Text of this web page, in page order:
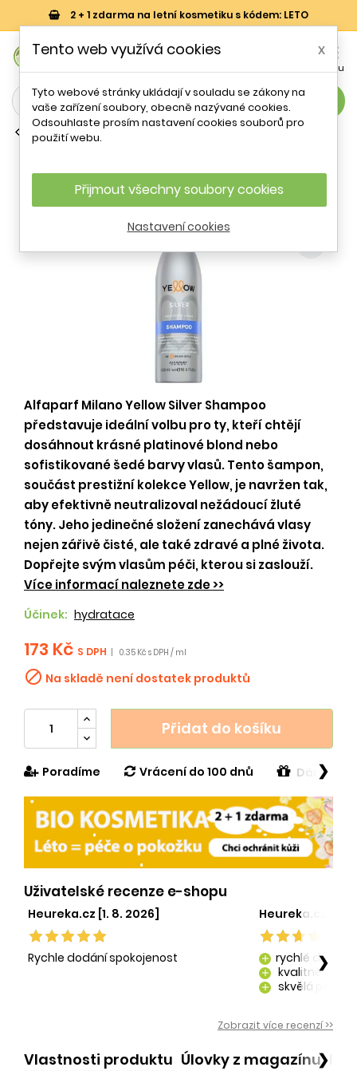
2 + 1 zdarma na letní kosmetiku s kódem: LETO

Menu
search
Běžné šampony
Shampoo 500 ml
Alfaparf Milano Yellow Silver Shampoo
představuje ideální volbu pro ty, kteří chtějí
dosáhnout krásné platinové blond nebo
sofistikované šedé barvy vlasů. Tento šampon,
součást prestižní kolekce Yellow, je navržen tak,
aby efektivně neutralizoval nežádoucí žluté
tóny. Jeho jedinečné složení zanechává vlasy
nejen zářivě čisté, ale také zdravé a plné života.
Dopřejte svým vlasům péči, kterou si zaslouží.
Více informací naleznete zde >>
Účinek: hydratace
173 Kč S DPH 0.35 Kč s DPH / ml
 Na skladě není dostatek produktů
Přidat do košíku
Poradíme Vrácení do 100 dnů Dárek v
❯
Uživatelské recenze e-shopu
Heureka.cz [1. 8. 2026]
Rychle dodání spokojenost
Heureka.cz [29.
add rychlé dodání
add kvalitně
add skvělá péče o
❯
Zobrazit více recenzí >>
Vlastnosti produktu Úlovky z magazínu❯
Tento web využívá cookies x
Tyto webové stránky ukládají v souladu se zákony na
vaše zařízení soubory, obecně nazývané cookies.
Odsouhlaste prosím nastavení cookies souborů pro
použití webu.
Přijmout všechny soubory cookies
Nastavení cookies